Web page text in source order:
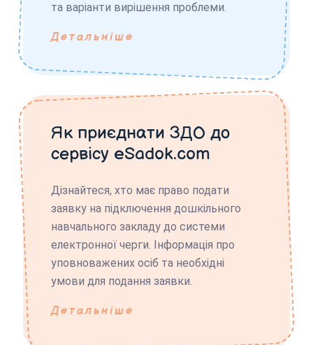
та варіанти вирішення проблеми.
Детальніше
Як приєднати ЗДО до
сервісу eSadok.com
Дізнайтеся, хто має право подати
заявку на підключення дошкільного
навчального закладу до системи
електронної черги. Інформація про
уповноважених осіб та необхідні
умови для подання заявки.
Детальніше